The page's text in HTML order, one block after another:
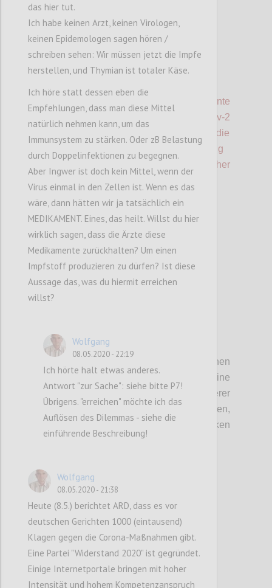
Die seit 100 Jahren erfolgverwöhnte
Impfstrategie wurde jedoch von SARS-Cov-2
die
Entwicklung einer spezifischen Impfung
in der bisher
Ein verantwortbarer Einsatz von spezifischen
Anti-Viren-Medikamenten setzt eine
gründliche klinische Abklärung derer
Wirkungen, Nebenwirkungen,
Wechselwirkungen und sonstiger Risiken
voraus. Das allerdings "dauert
das hier tut.
Ich habe keinen Arzt, keinen Virologen,
keinen Epidemologen sagen hören /
schreiben sehen: Wir müssen jetzt die Impfe
herstellen, und Thymian ist totaler Käse.
Ich höre statt dessen eben die
Empfehlungen, dass man diese Mittel
natürlich nehmen kann, um das
Immunsystem zu stärken. Oder zB Belastung
durch Doppelinfektionen zu begegnen.
Aber Ingwer ist doch kein Mittel, wenn der
Virus einmal in den Zellen ist. Wenn es das
wäre, dann hätten wir ja tatsächlich ein
MEDIKAMENT. Eines, das heilt. Willst du hier
wirklich sagen, dass die Ärzte diese
Medikamente zurückhalten? Um einen
Impfstoff produzieren zu dürfen? Ist diese
Aussage das, was du hiermit erreichen
willst?
Wolfgang
08.05.2020 - 22:19
Ich hörte halt etwas anderes.
Antwort "zur Sache": siehe bitte P7!
Übrigens. "erreichen" möchte ich das
Auflösen des Dilemmas - siehe die
einführende Beschreibung!
Wolfgang
08.05.2020 - 21:38
Heute (8.5.) berichtet ARD, dass es vor
deutschen Gerichten 1000 (eintausend)
Klagen gegen die Corona-Maßnahmen gibt.
Eine Partei "Widerstand 2020" ist gegründet.
Einige Internetportale bringen mit hoher
Intensität und hohem Kompetenzanspruch